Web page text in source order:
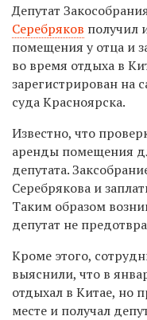
Депутат
Серебряков получил
помещения у отца и
во время отдыха в
зарегистрирован на
суда Красноярска.
Известно, что
аренды помещения
депутата.
Серебрякова и
Таким образом
депутат не
Кроме этого,
выяснили, что в
отдыхал в Китае, но
месте и получал